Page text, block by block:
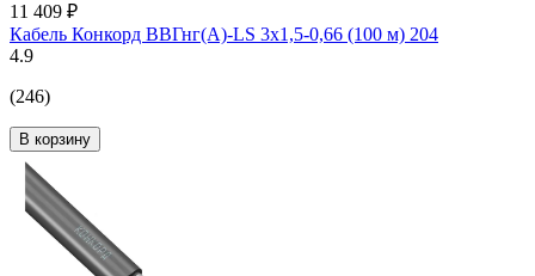
11 409 ₽
Кабель Конкорд ВВГнг(А)-LS 3х1,5-0,66 (100 м) 204
4.9
(246)
В корзину